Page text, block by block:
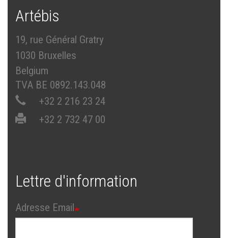
Artébis
19, rue Général Gratry
1030 Bruxelles
Belgium
TVA BE 0892.143.048
+32 2 216 23 24
+32 2 732 47 00
Lettre d'information
Adresse Email